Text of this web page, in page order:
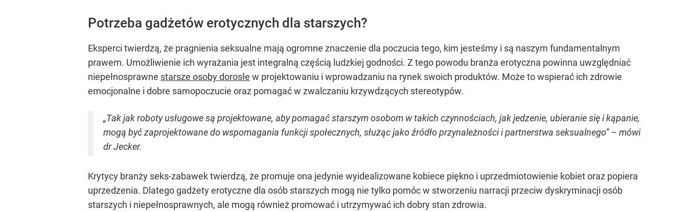
Potrzeba gadżetów erotycznych dla starszych?
Eksperci twierdzą, że pragnienia seksualne mają ogromne znaczenie dla poczucia tego, kim jesteśmy i są naszym fundamentalnym
prawem. Umożliwienie ich wyrażania jest integralną częścią ludzkiej godności. Z tego powodu branża erotyczna powinna uwzględniać
niepełnosprawne starsze osoby dorosłe w projektowaniu i wprowadzaniu na rynek swoich produktów. Może to wspierać ich zdrowie
emocjonalne i dobre samopoczucie oraz pomagać w zwalczaniu krzywdzących stereotypów.
„Tak jak roboty usługowe są projektowane, aby pomagać starszym osobom w takich czynnościach, jak jedzenie, ubieranie się i kąpanie,
mogą być zaprojektowane do wspomagania funkcji społecznych, służąc jako źródło przynależności i partnerstwa seksualnego” – mówi
dr Jecker.
Krytycy branży seks-zabawek twierdzą, że promuje ona jedynie wyidealizowane kobiece piękno i uprzedmiotowienie kobiet oraz popiera
uprzedzenia. Dlatego gadżety erotyczne dla osób starszych mogą nie tylko pomóc w stworzeniu narracji przeciw dyskryminacji osób
starszych i niepełnosprawnych, ale mogą również promować i utrzymywać ich dobry stan zdrowia.